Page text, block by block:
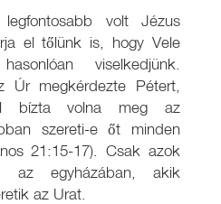
volt Jézus
el tőlünk is, hogy Vele
viselkedjünk.
Úr megkérdezte Pétert,
bízta volna meg az
szereti-e őt minden
21:15-17). Csak azok
az egyházában, akik
az Urat.